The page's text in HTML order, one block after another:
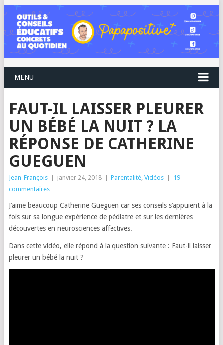
MENU
FAUT-IL LAISSER PLEURER
UN BÉBÉ LA NUIT ? LA
RÉPONSE DE CATHERINE
GUEGUEN
Jean-François janvier 24, 2018 Parentalité, Vidéos
19
commentaires
J’aime beaucoup Catherine Gueguen car ses conseils s’appuient à la
fois sur sa longue expérience de pédiatre et sur les dernières
découvertes en neurosciences affectives.
Dans cette vidéo, elle répond à la question suivante : Faut-il laisser
pleurer un bébé la nuit ?